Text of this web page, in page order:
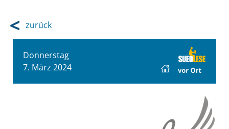
zurück
Donnerstag
7. März 2024